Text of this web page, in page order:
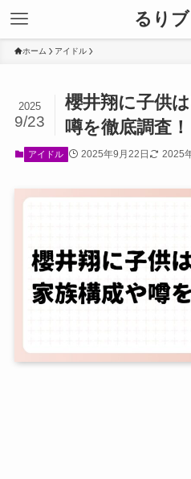
るり
ホーム アイドル
櫻井翔に子供
噂を徹底調査！
2025
9/23
アイドル 2025年9月22日 2025